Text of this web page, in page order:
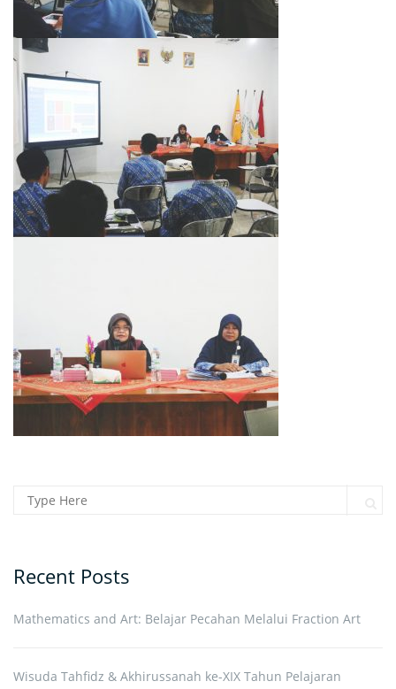
Search for:
Recent Posts
Mathematics and Art: Belajar Pecahan Melalui Fraction Art
Wisuda Tahfidz & Akhirussanah ke-XIX Tahun Pelajaran